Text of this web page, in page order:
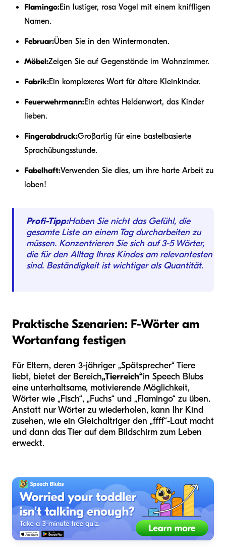
Flamingo:Ein lustiger, rosa Vogel mit einem kniffligen
Namen.
Februar:Üben Sie in den Wintermonaten.
Möbel:Zeigen Sie auf Gegenstände im Wohnzimmer.
Fabrik:Ein komplexeres Wort für ältere Kleinkinder.
Feuerwehrmann:Ein echtes Heldenwort, das Kinder
lieben.
Fingerabdruck:Großartig für eine bastelbasierte
Sprachübungsstunde.
Fabelhaft:Verwenden Sie dies, um ihre harte Arbeit zu
loben!
Profi-Tipp:Haben Sie nicht das Gefühl, die
gesamte Liste an einem Tag durcharbeiten zu
müssen. Konzentrieren Sie sich auf 3-5 Wörter,
die für den Alltag Ihres Kindes am relevantesten
sind. Beständigkeit ist wichtiger als Quantität.
Praktische Szenarien: F-Wörter am
Wortanfang festigen
Für Eltern, deren 3-jähriger „Spätsprecher“ Tiere
liebt, bietet der Bereich„Tierreich“in Speech Blubs
eine unterhaltsame, motivierende Möglichkeit,
Wörter wie „Fisch“, „Fuchs“ und „Flamingo“ zu üben.
Anstatt nur Wörter zu wiederholen, kann Ihr Kind
zusehen, wie ein Gleichaltriger den „ffff“-Laut macht
und dann das Tier auf dem Bildschirm zum Leben
erweckt.